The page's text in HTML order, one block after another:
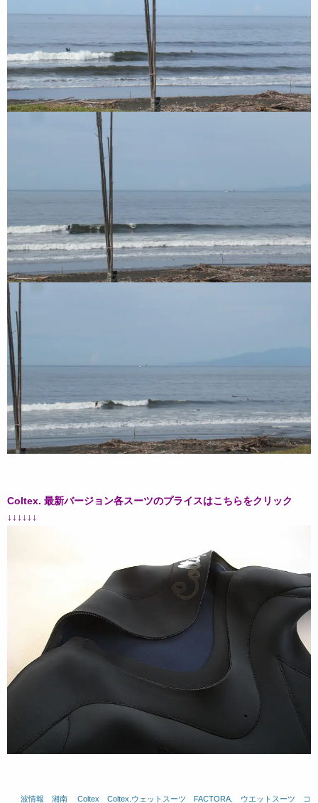
Coltex. 最新バージョン各スーツのプライスはこちらをクリック
↓↓↓↓↓↓
波情報 湘南 Coltex Coltex.ウェットスーツ FACTORA. ウエットスーツ
コ